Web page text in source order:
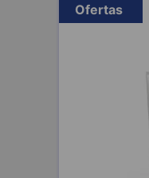
Ofertas